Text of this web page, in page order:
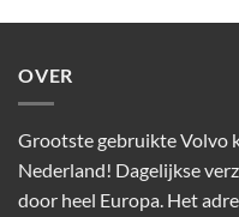
OVER
Grootste gebruikte Volvo
Nederland! Dagelijkse
door heel Europa. Het